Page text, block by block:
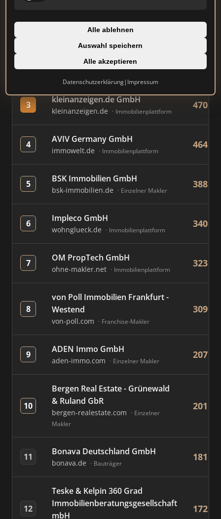
Alle ablehnen
Auswahl speichern
Alle akzeptieren
Datenschutzerklärung| Impressum
engelvoelkers.com Franchise-Makler
Immobilien Scout GmbH
immobilienscout24.de
Immobilienplattform
660
3 kleinanzeigen.de GmbH
kleinanzeigen.de Immobilienplattform
470
4 AVIV Germany GmbH
immowelt.de Immobilienplattform
464
5 BSK Immobilien GmbH
bsk-immobilien.de Einzelner Makler
388
6 Impleco GmbH
wohnglueck.de Immobilienplattform
340
7 OM PropTech GmbH
ohne-makler.net Immobilienplattform
323
8
von Poll Immobilien Frankfurt -
Westend
von-poll.com Franchise-Makler
309
9 ADEN Immo GmbH
aden-immo.com Einzelner Makler
207
10
Bergen Real Estate - Grünewald
& Ruland GbR
bergen-realestate.com
Einzelner
Makler
201
11 Bonava Deutschland GmbH
bonava.de Bauträger
181
12
Teske & Kelpin 360 Grad
Immobilienberatungsgesellschaft
mbH
172